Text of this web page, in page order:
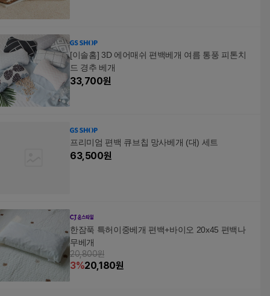
[이솔홈] 3D 에어매쉬 편백베개 여름 통풍 피톤치
드 경추 베개
33,700원
프리미엄 편백 큐브칩 망사베개 (대) 세트
63,500원
한잠푹 특허이중베개 편백+바이오 20x45 편백나
무베개
20,800원
3%20,180원